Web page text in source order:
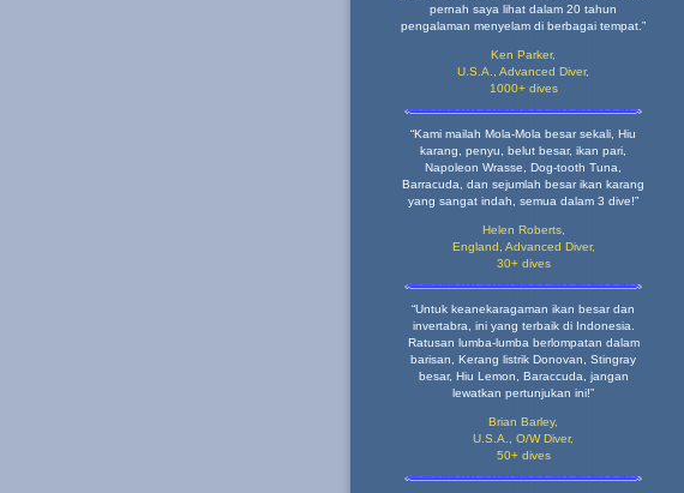
pernah saya lihat dalam 20 tahun
pengalaman menyelam di berbagai tempat.”
Ken Parker,
U.S.A., Advanced Diver,
1000+ dives
“Kami mailah Mola-Mola besar sekali, Hiu
karang, penyu, belut besar, ikan pari,
Napoleon Wrasse, Dog-tooth Tuna,
Barracuda, dan sejumlah besar ikan karang
yang sangat indah, semua dalam 3 dive!”
Helen Roberts,
England, Advanced Diver,
30+ dives
“Untuk keanekaragaman ikan besar dan
invertabra, ini yang terbaik di Indonesia.
Ratusan lumba-lumba berlompatan dalam
barisan, Kerang listrik Donovan, Stingray
besar, Hiu Lemon, Baraccuda, jangan
lewatkan pertunjukan ini!”
Brian Barley,
U.S.A., O/W Diver,
50+ dives